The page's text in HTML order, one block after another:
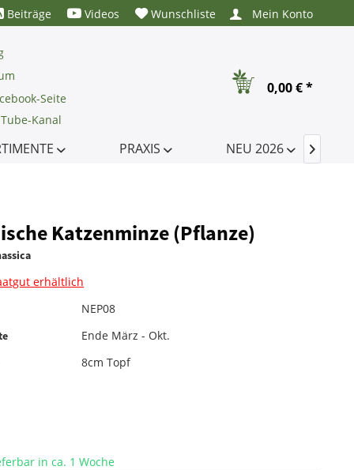
Beiträge Videos Wunschliste Mein Konto
Seite
Kanal
0,00 € *
PRAXIS NEU 2026 
Katzenminze (Pflanze)
erhältlich
NEP08
Ende März - Okt.
8cm Topf
in ca. 1 Woche